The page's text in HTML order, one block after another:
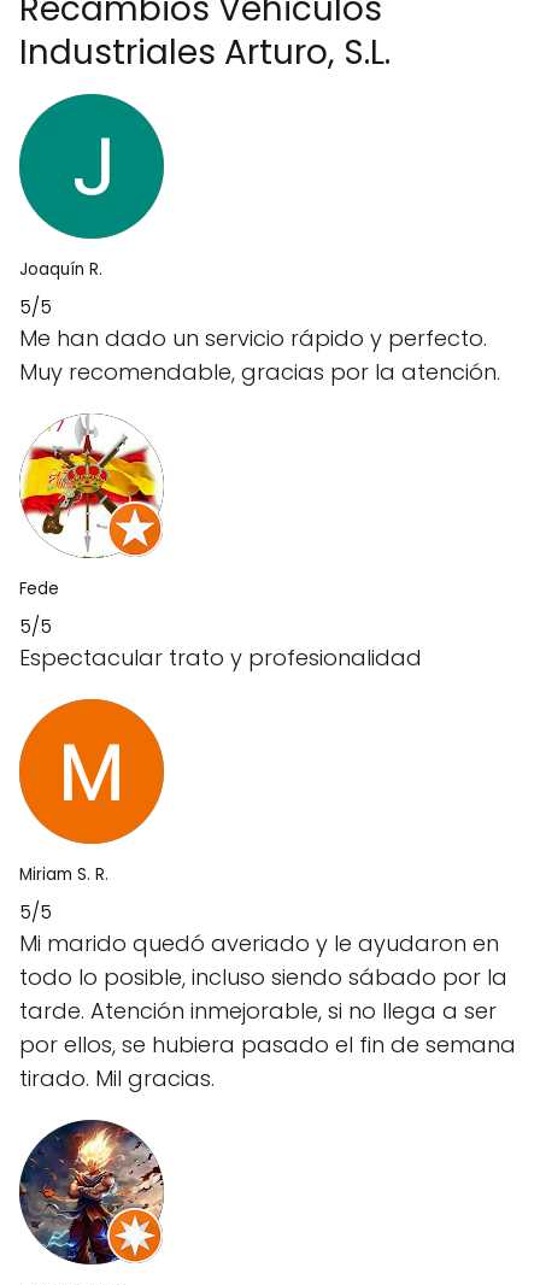
Industriales Arturo, S.L.
Joaquín R.
5/5
Me han dado un servicio rápido y perfecto.
Muy recomendable, gracias por la atención.
Fede
5/5
Espectacular trato y profesionalidad
Miriam S. R.
5/5
Mi marido quedó averiado y le ayudaron en
todo lo posible, incluso siendo sábado por la
tarde. Atención inmejorable, si no llega a ser
por ellos, se hubiera pasado el fin de semana
tirado. Mil gracias.